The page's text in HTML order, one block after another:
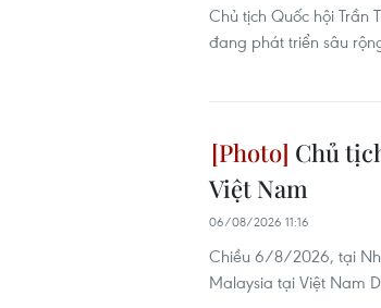
Chủ tịch Quốc hội Trần
đang phát triển sâu
Chủ
Việt Nam
06/08/2026 11:16
Chiều 6/8/2026, tại
Malaysia tại Việt Nam